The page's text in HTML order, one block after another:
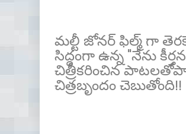
మల్టీ జోనర్ ఫిల్మ్ గా
సిద్ధంగా ఉన్న "నేను
చిత్రీకరించిన
చిత్రబృందం చెబుతోంది!!